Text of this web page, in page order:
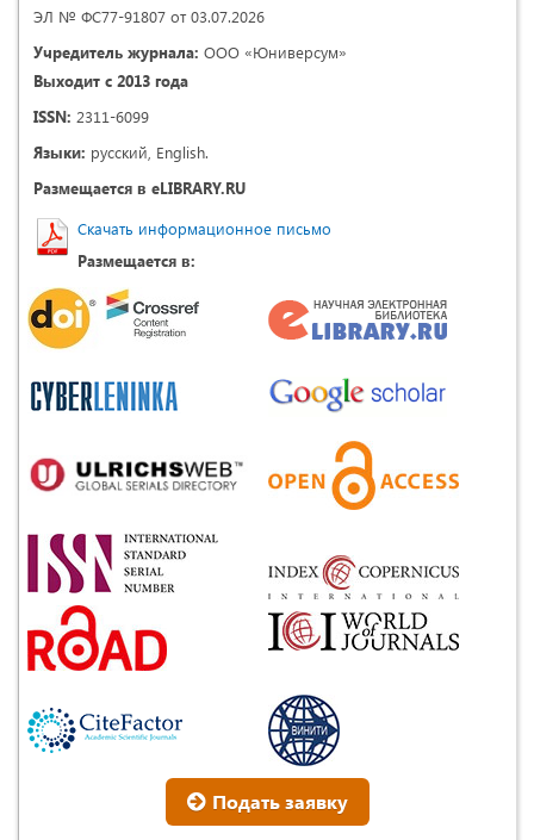
ЭЛ № ФС77-91807 от 03.07.2026
Учредитель журнала: ООО «Юниверсум»
Выходит с 2013 года
ISSN: 2311-6099
Языки: русский, English.
Размещается в eLIBRARY.RU
Скачать информационное письмо
Размещается в:
Подать заявку